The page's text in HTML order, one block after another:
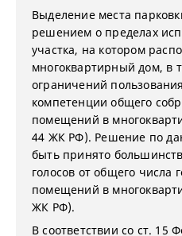
Выделение места
решением о пределах
участка, на котором
многоквартирный дом, в
ограничений
компетенции общего
помещений в
44 ЖК РФ). Решение по
быть принято
голосов от общего числа
помещений в
ЖК РФ).
В соответствии со ст. 15